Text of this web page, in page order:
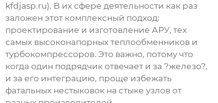
kfdjasp.ru). В их сфере деятельности как раз
заложен этот комплексный подход:
проектирование и изготовление АРУ, тех
самых высоконапорных теплообменников и
турбокомпрессоров. Это важно, потому что
когда один подрядчик отвечает и за ?железо?,
и за его интеграцию, проще избежать
фатальных нестыковок на стыке узлов от